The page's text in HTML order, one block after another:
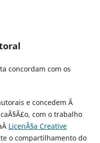
concordam com os
e concedem Ã
com o trabalho
LicenÃ§a Creative
o compartilhamento do